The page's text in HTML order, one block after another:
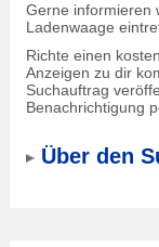
Gerne informieren
Ladenwaage
Richte einen
Anzeigen zu dir
Suchauftrag
Benachrichtigung
Über den